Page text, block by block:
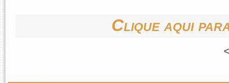
Clique aqui